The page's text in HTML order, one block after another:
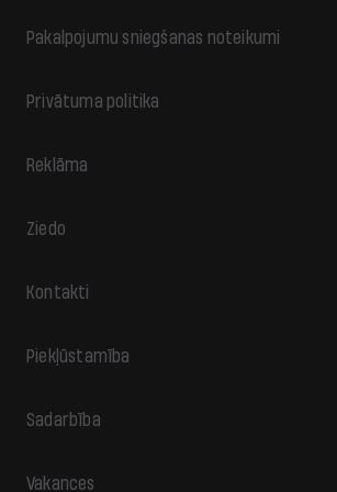
Pakalpojumu sniegšanas noteikumi
Privātuma politika
Reklāma
Ziedo
Kontakti
Piekļūstamība
Sadarbība
Vakances